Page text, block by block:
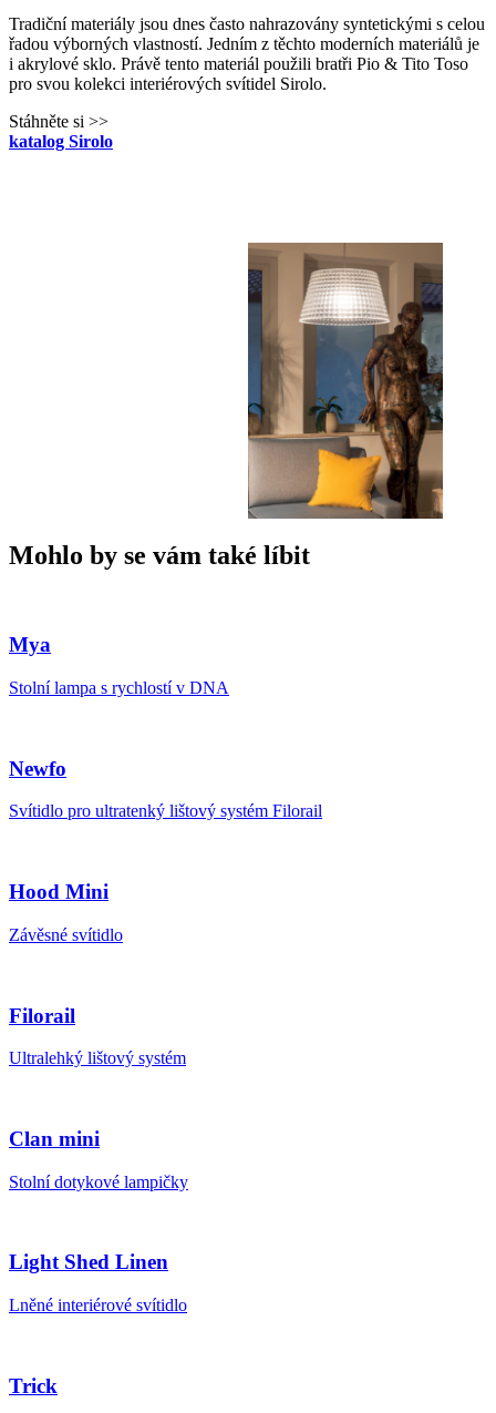
Tradiční materiály jsou dnes často nahrazovány syntetickými s celou
řadou výborných vlastností. Jedním z těchto moderních materiálů je
i akrylové sklo. Právě tento materiál použili bratři Pio & Tito Toso
pro svou kolekci interiérových svítidel Sirolo.
Stáhněte si >>
katalog Sirolo
Mohlo by se vám také líbit
Mya
Stolní lampa s rychlostí v DNA
Newfo
Svítidlo pro ultratenký lištový systém Filorail
Hood Mini
Závěsné svítidlo
Filorail
Ultralehký lištový systém
Clan mini
Stolní dotykové lampičky
Light Shed Linen
Lněné interiérové svítidlo
Trick